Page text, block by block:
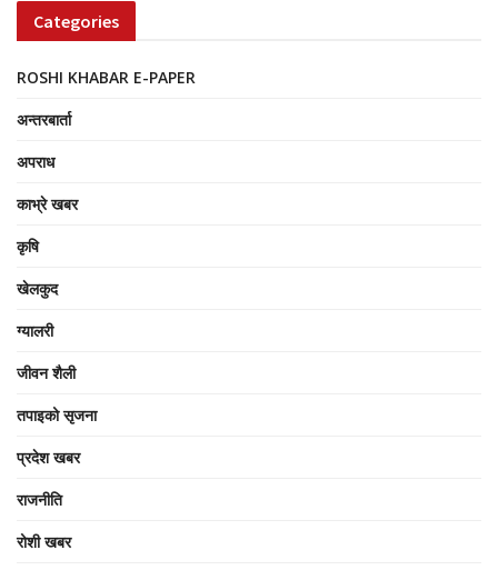
Categories
ROSHI KHABAR E-PAPER
अन्तरबार्ता
अपराध
काभ्रे खबर
कृषि
खेलकुद
ग्यालरी
जीवन शैली
तपाइको सृजना
प्रदेश खबर
राजनीति
रोशी खबर